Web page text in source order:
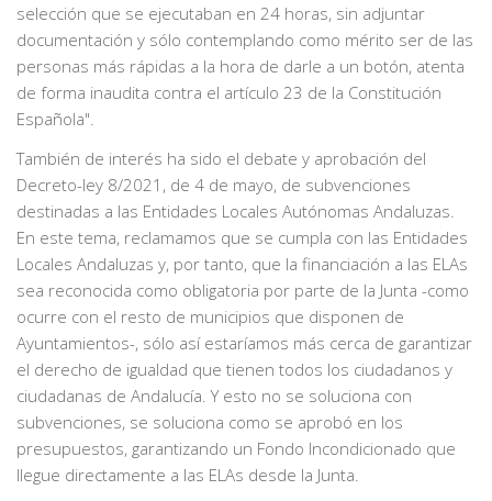
selección que se ejecutaban en 24 horas, sin adjuntar
documentación y sólo contemplando como mérito ser de las
personas más rápidas a la hora de darle a un botón, atenta
de forma inaudita contra el artículo 23 de la Constitución
Española".
También de interés ha sido el debate y aprobación del
Decreto-ley 8/2021, de 4 de mayo, de subvenciones
destinadas a las Entidades Locales Autónomas Andaluzas.
En este tema, reclamamos que se cumpla con las Entidades
Locales Andaluzas y, por tanto, que la financiación a las ELAs
sea reconocida como obligatoria por parte de la Junta -como
ocurre con el resto de municipios que disponen de
Ayuntamientos-, sólo así estaríamos más cerca de garantizar
el derecho de igualdad que tienen todos los ciudadanos y
ciudadanas de Andalucía. Y esto no se soluciona con
subvenciones, se soluciona como se aprobó en los
presupuestos, garantizando un Fondo Incondicionado que
llegue directamente a las ELAs desde la Junta.